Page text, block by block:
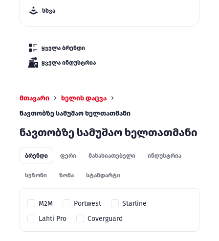
სხვა
ყველა ბრენდი
ყველა ინდუსტრია
მთავარი
ხელის დაცვა
ნავთობზე სამუშაო ხელთათმანი
ნავთობზე სამუშაო ხელთათმანი
ბრენდი ფერი მახასიათებელი ინდუსტრია
სეზონი ზომა სტანდარტი
M2M Portwest
Starline
Lahti Pro
Coverguard